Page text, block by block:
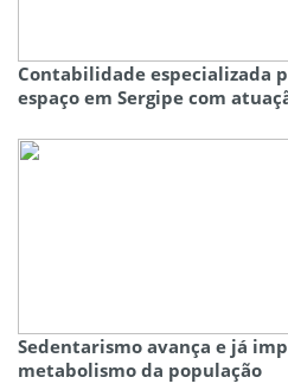
Contabilidade especializada
espaço em Sergipe com
Sedentarismo avança e já
metabolismo da população